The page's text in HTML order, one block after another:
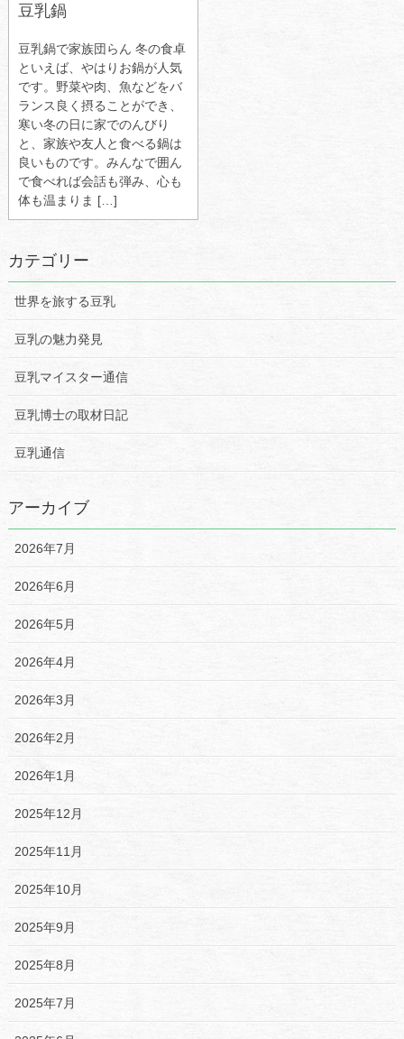
豆乳鍋
豆乳鍋で家族団らん 冬の食卓
といえば、やはりお鍋が人気
です。野菜や肉、魚などをバ
ランス良く摂ることができ、
寒い冬の日に家でのんびり
と、家族や友人と食べる鍋は
良いものです。みんなで囲ん
で食べれば会話も弾み、心も
体も温まりま […]
カテゴリー
世界を旅する豆乳
豆乳の魅力発見
豆乳マイスター通信
豆乳博士の取材日記
豆乳通信
アーカイブ
2026年7月
2026年6月
2026年5月
2026年4月
2026年3月
2026年2月
2026年1月
2025年12月
2025年11月
2025年10月
2025年9月
2025年8月
2025年7月